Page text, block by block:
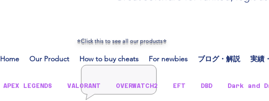
​⭐Click this to see all our products⭐
Home Our Product How to buy cheats For newbies ブログ・解説 実績
APEX LEGENDS VALORANT OVERWATCH2 EFT DBD Dark and